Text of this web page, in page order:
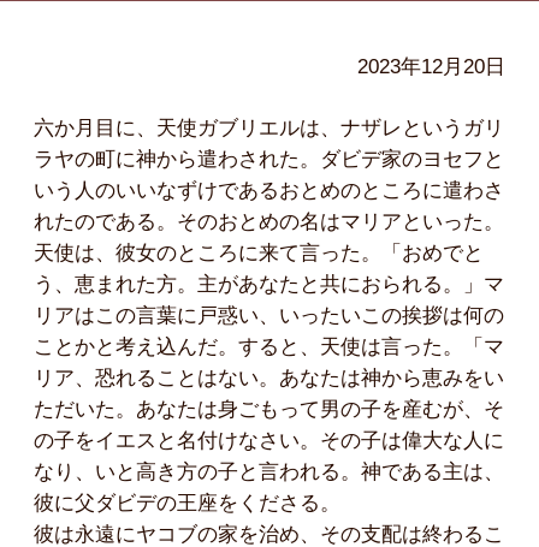
2023年12月20日
六か月目に、天使ガブリエルは、ナザレというガリ
ラヤの町に神から遣わされた。ダビデ家のヨセフと
いう人のいいなずけであるおとめのところに遣わさ
れたのである。そのおとめの名はマリアといった。
天使は、彼女のところに来て言った。「おめでと
う、恵まれた方。主があなたと共におられる。」マ
リアはこの言葉に戸惑い、いったいこの挨拶は何の
ことかと考え込んだ。すると、天使は言った。「マ
リア、恐れることはない。あなたは神から恵みをい
ただいた。あなたは身ごもって男の子を産むが、そ
の子をイエスと名付けなさい。その子は偉大な人に
なり、いと高き方の子と言われる。神である主は、
彼に父ダビデの王座をくださる。
彼は永遠にヤコブの家を治め、その支配は終わるこ